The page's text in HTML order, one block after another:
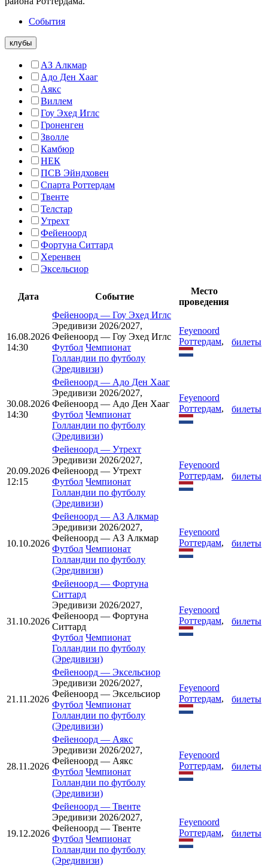
События
клубы
АЗ Алкмар
Адо Ден Хааг
Аякс
Виллем
Гоу Эхед Иглс
Гроненген
Зволле
Камбюр
НЕК
ПСВ Эйндховен
Спарта Роттердам
Твенте
Телстар
Утрехт
Фейеноорд
Фортуна Ситтард
Херенвен
Эксельсиор
Дата Событие
Место
проведения
16.08.2026
14:30
Фейеноорд — Гоу Эхед Иглс
Эредивизи 2026/2027,
Фейеноорд — Гоу Эхед Иглс
Футбол Чемпионат
Голландии по футболу
(Эредивизи)
Feyenoord
Роттердам, билеты
30.08.2026
14:30
Фейеноорд — Адо Ден Хааг
Эредивизи 2026/2027,
Фейеноорд — Адо Ден Хааг
Футбол Чемпионат
Голландии по футболу
(Эредивизи)
Feyenoord
Роттердам, билеты
20.09.2026
12:15
Фейеноорд — Утрехт
Эредивизи 2026/2027,
Фейеноорд — Утрехт
Футбол Чемпионат
Голландии по футболу
(Эредивизи)
Feyenoord
Роттердам, билеты
10.10.2026
Фейеноорд — АЗ Алкмар
Эредивизи 2026/2027,
Фейеноорд — АЗ Алкмар
Футбол Чемпионат
Голландии по футболу
(Эредивизи)
Feyenoord
Роттердам, билеты
31.10.2026
Фейеноорд — Фортуна
Ситтард
Эредивизи 2026/2027,
Фейеноорд — Фортуна
Ситтард
Футбол Чемпионат
Голландии по футболу
(Эредивизи)
Feyenoord
Роттердам, билеты
21.11.2026
Фейеноорд — Эксельсиор
Эредивизи 2026/2027,
Фейеноорд — Эксельсиор
Футбол Чемпионат
Голландии по футболу
(Эредивизи)
Feyenoord
Роттердам, билеты
28.11.2026
Фейеноорд — Аякс
Эредивизи 2026/2027,
Фейеноорд — Аякс
Футбол Чемпионат
Голландии по футболу
(Эредивизи)
Feyenoord
Роттердам, билеты
19.12.2026
Фейеноорд — Твенте
Эредивизи 2026/2027,
Фейеноорд — Твенте
Футбол Чемпионат
Голландии по футболу
(Эредивизи)
Feyenoord
Роттердам, билеты